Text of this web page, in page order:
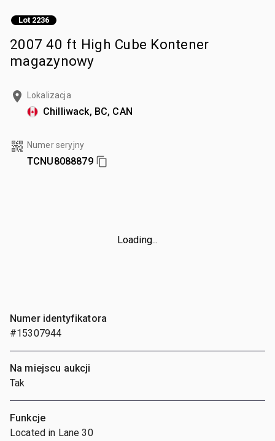
Lot 2236
2007 40 ft High Cube Kontener
magazynowy
Lokalizacja
Chilliwack, BC, CAN
Numer seryjny
TCNU8088879
Loading...
Numer identyfikatora
#15307944
Na miejscu aukcji
Tak
Funkcje
Located in Lane 30